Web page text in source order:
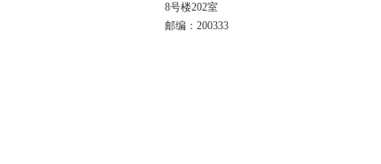
8号楼202室
邮编：200333